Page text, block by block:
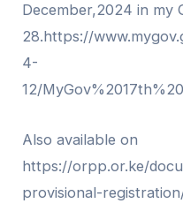
December,2024 in my
28.https://
4-
12/
Also available on
https://orpp.or.ke/
provisional-